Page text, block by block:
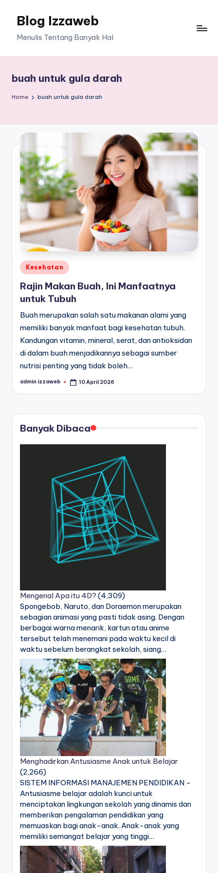
Blog Izzaweb
Menulis Tentang Banyak Hal
buah untuk gula darah
Home buah untuk gula darah
Posted
in
Kesehatan
Rajin Makan Buah, Ini Manfaatnya
untuk Tubuh
Buah merupakan salah satu makanan alami yang
memiliki banyak manfaat bagi kesehatan tubuh.
Kandungan vitamin, mineral, serat, dan antioksidan
di dalam buah menjadikannya sebagai sumber
nutrisi penting yang tidak boleh…
Posted
admin izzaweb 10 April 2026
Banyak Dibaca
Mengenal Apa itu 4D? (4,309)
Spongebob, Naruto, dan Doraemon merupakan
sebagian animasi yang pasti tidak asing. Dengan
berbagai warna menarik, kartun atau anime
tersebut telah menemani pada waktu kecil di
waktu sebelum berangkat sekolah, siang…
Menghadirkan Antusiasme Anak untuk Belajar
(2,266)
SISTEM INFORMASI MANAJEMEN PENDIDIKAN -
Antusiasme belajar adalah kunci untuk
menciptakan lingkungan sekolah yang dinamis dan
memberikan pengalaman pendidikan yang
memuaskan bagi anak-anak. Anak-anak yang
memiliki semangat belajar yang tinggi…